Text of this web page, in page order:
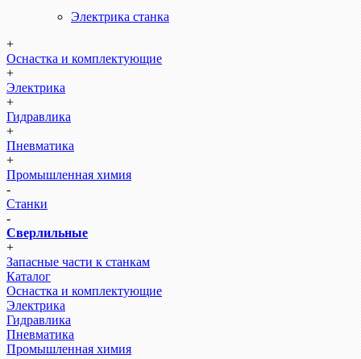
Электрика станка
+
Оснастка и комплектующие
+
Электрика
+
Гидравлика
+
Пневматика
+
Промышленная химия
-
Станки
-
Сверлильные
+
Запасные части к станкам
Каталог
Оснастка и комплектующие
Электрика
Гидравлика
Пневматика
Промышленная химия